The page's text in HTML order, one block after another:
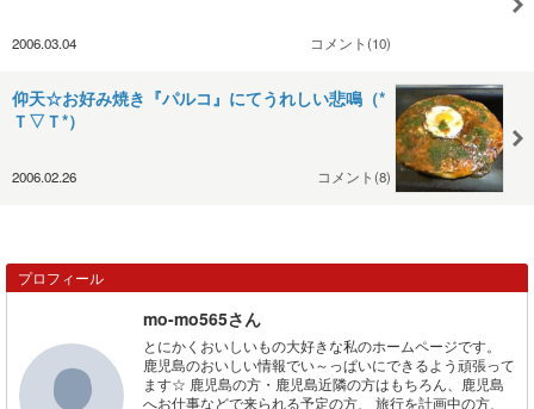
2006.03.04 コメント(10)
仰天☆お好み焼き『パルコ』にてうれしい悲鳴（*
Ｔ▽Ｔ*）
2006.02.26 コメント(8)
プロフィール
mo-mo565さん
とにかくおいしいもの大好きな私のホームページです。
鹿児島のおいしい情報でい～っぱいにできるよう頑張って
ます☆ 鹿児島の方・鹿児島近隣の方はもちろん、鹿児島
へお仕事などで来られる予定の方、 旅行を計画中の方、